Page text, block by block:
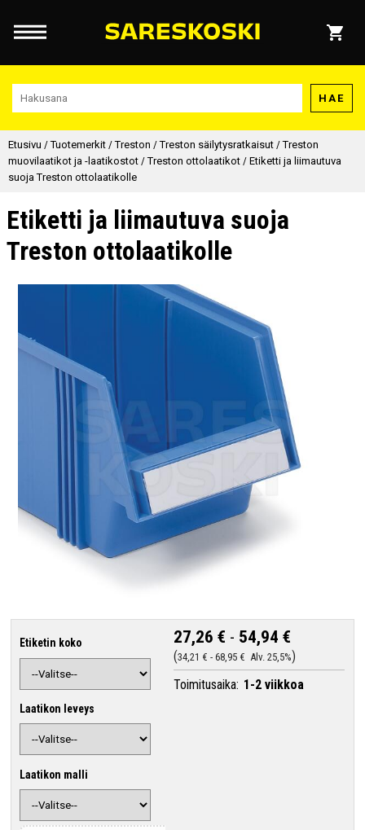
HAE
Etusivu /Tuotemerkit /Treston /Treston säilytysratkaisut /Treston
muovilaatikot ja -laatikostot /Treston ottolaatikot / Etiketti ja liimautuva
suoja Treston ottolaatikolle
Etiketti ja liimautuva suoja
Treston ottolaatikolle
Etiketin koko
Laatikon leveys
Laatikon malli
27,26 € - 54,94 €
34,21 € -68,95 € Alv. 25,5%
Toimitusaika: 1-2 viikkoa